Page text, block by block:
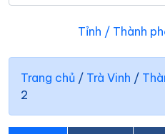
Tỉnh / Thành
Trang chủ / Trà Vinh /
2